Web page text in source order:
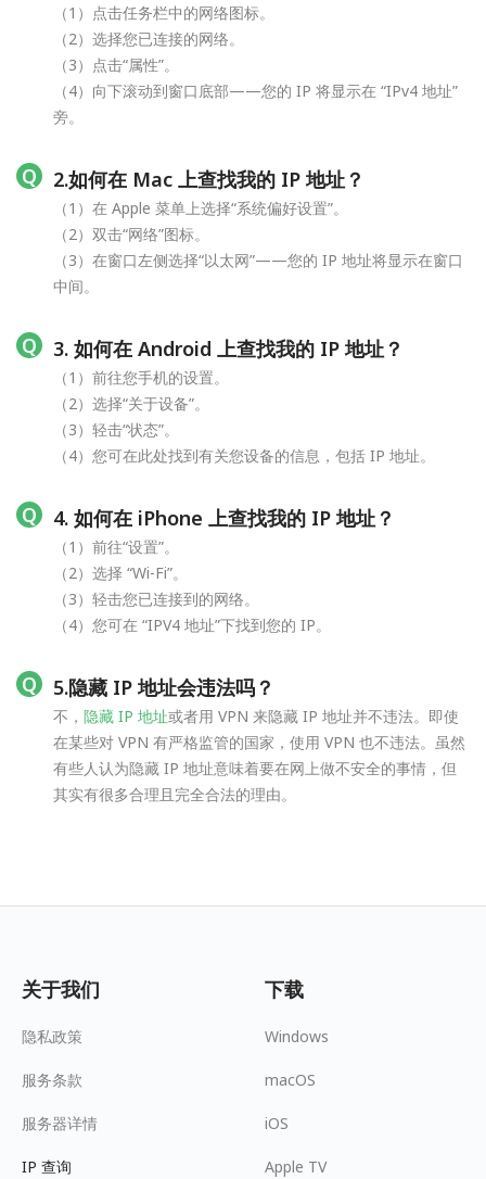
（1）点击任务栏中的网络图标。
（2）选择您已连接的网络。
（3）点击“属性”。
（4）向下滚动到窗口底部——您的 IP 将显示在 “IPv4 地址”
旁。
2.如何在 Mac 上查找我的 IP 地址？
（1）在 Apple 菜单上选择“系统偏好设置”。
（2）双击“网络”图标。
（3）在窗口左侧选择“以太网”——您的 IP 地址将显示在窗口
中间。
3. 如何在 Android 上查找我的 IP 地址？
（1）前往您手机的设置。
（2）选择“关于设备”。
（3）轻击“状态”。
（4）您可在此处找到有关您设备的信息，包括 IP 地址。
4. 如何在 iPhone 上查找我的 IP 地址？
（1）前往“设置”。
（2）选择 “Wi-Fi”。
（3）轻击您已连接到的网络。
（4）您可在 “IPV4 地址”下找到您的 IP。
5.隐藏 IP 地址会违法吗？
不， 隐藏 IP 地址或者用 VPN 来隐藏 IP 地址并不违法。即使
在某些对 VPN 有严格监管的国家，使用 VPN 也不违法。虽然
有些人认为隐藏 IP 地址意味着要在网上做不安全的事情，但
其实有很多合理且完全合法的理由。
关于我们
隐私政策
服务条款
服务器详情
IP 查询
下载
Windows
macOS
iOS
Apple TV